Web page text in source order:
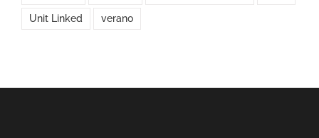
Unit Linked verano